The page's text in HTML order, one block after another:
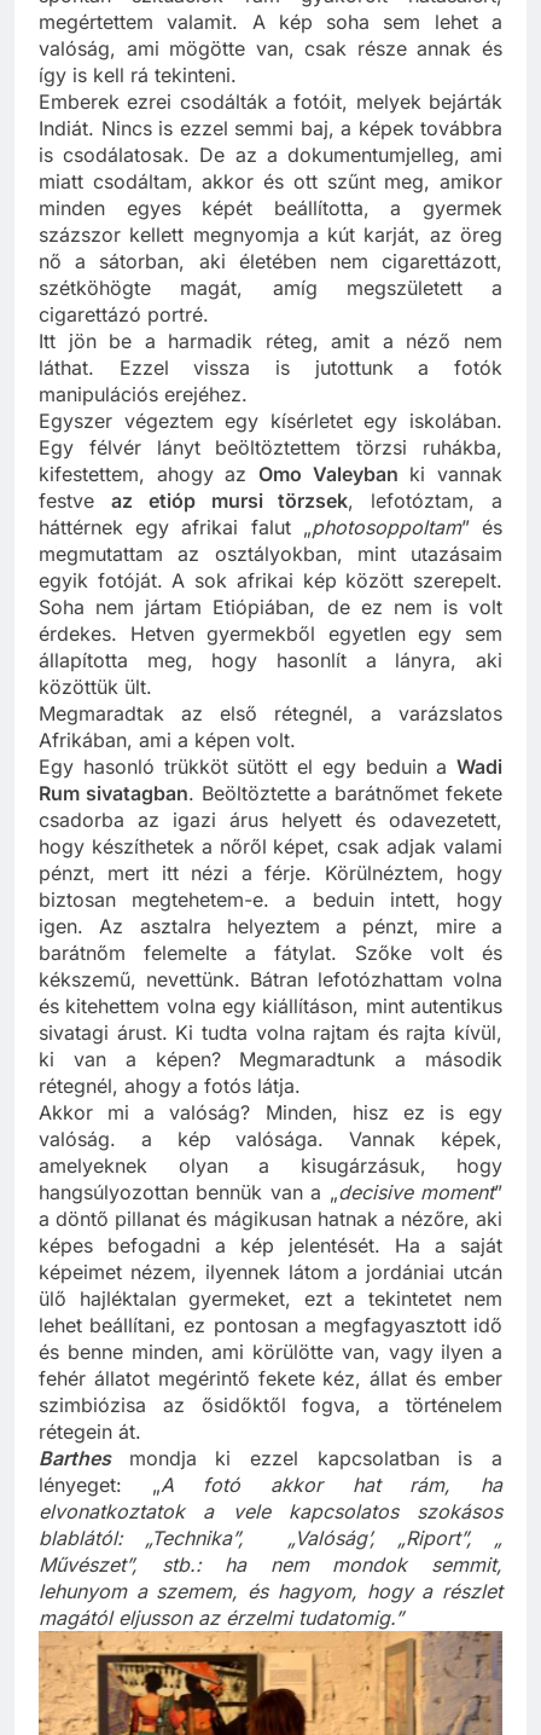
spontán szituációk rám gyakorolt hatásaiért,
megértettem valamit. A kép soha sem lehet a
valóság, ami mögötte van, csak része annak és
így is kell rá tekinteni.
Emberek ezrei csodálták a fotóit, melyek bejárták
Indiát. Nincs is ezzel semmi baj, a képek továbbra
is csodálatosak. De az a dokumentumjelleg, ami
miatt csodáltam, akkor és ott szűnt meg, amikor
minden egyes képét beállította, a gyermek
százszor kellett megnyomja a kút karját, az öreg
nő a sátorban, aki életében nem cigarettázott,
szétköhögte magát, amíg megszületett a
cigarettázó portré.
Itt jön be a harmadik réteg, amit a néző nem
láthat. Ezzel vissza is jutottunk a fotók
manipulációs erejéhez.
Egyszer végeztem egy kísérletet egy iskolában.
Egy félvér lányt beöltöztettem törzsi ruhákba,
kifestettem, ahogy azOmo Valeybanki vannak
festveaz etióp mursi törzsek, lefotóztam, a
háttérnek egy afrikai falut „photosoppoltam” és
megmutattam az osztályokban, mint utazásaim
egyik fotóját. A sok afrikai kép között szerepelt.
Soha nem jártam Etiópiában, de ez nem is volt
érdekes. Hetven gyermekből egyetlen egy sem
állapította meg, hogy hasonlít a lányra, aki
közöttük ült.
Megmaradtak az első rétegnél, a varázslatos
Afrikában, ami a képen volt.
Egy hasonló trükköt sütött el egy beduin aWadi
Rum sivatagban. Beöltöztette a barátnőmet fekete
csadorba az igazi árus helyett és odavezetett,
hogy készíthetek a nőről képet, csak adjak valami
pénzt, mert itt nézi a férje. Körülnéztem, hogy
biztosan megtehetem-e. a beduin intett, hogy
igen. Az asztalra helyeztem a pénzt, mire a
barátnőm felemelte a fátylat. Szőke volt és
kékszemű, nevettünk. Bátran lefotózhattam volna
és kitehettem volna egy kiállításon, mint autentikus
sivatagi árust. Ki tudta volna rajtam és rajta kívül,
ki van a képen? Megmaradtunk a második
rétegnél, ahogy a fotós látja.
Akkor mi a valóság? Minden, hisz ez is egy
valóság. a kép valósága. Vannak képek,
amelyeknek olyan a kisugárzásuk, hogy
hangsúlyozottan bennük van a „decisive moment”
a döntő pillanat és mágikusan hatnak a nézőre, aki
képes befogadni a kép jelentését. Ha a saját
képeimet nézem, ilyennek látom a jordániai utcán
ülő hajléktalan gyermeket, ezt a tekintetet nem
lehet beállítani, ez pontosan a megfagyasztott idő
és benne minden, ami körülötte van, vagy ilyen a
fehér állatot megérintő fekete kéz, állat és ember
szimbiózisa az ősidőktől fogva, a történelem
rétegein át.
Barthes
mondja ki ezzel kapcsolatban is a
lényeget: „A fotó akkor hat rám, ha
elvonatkoztatok a vele kapcsolatos szokásos
blablától: „Technika”, „Valóság’, „Riport”, „
Művészet”, stb.: ha nem mondok semmit,
lehunyom a szemem, és hagyom, hogy a részlet
magától eljusson az érzelmi tudatomig.”